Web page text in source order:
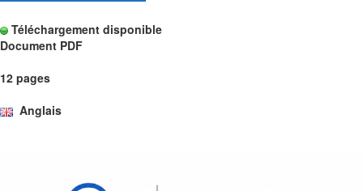
Téléchargement disponible
Document PDF
12 pages
Anglais